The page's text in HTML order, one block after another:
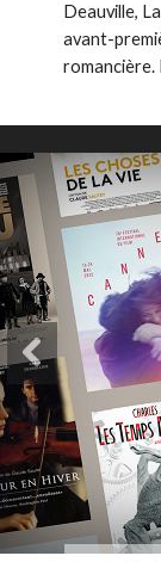
Deauville,
avant-
romancière.